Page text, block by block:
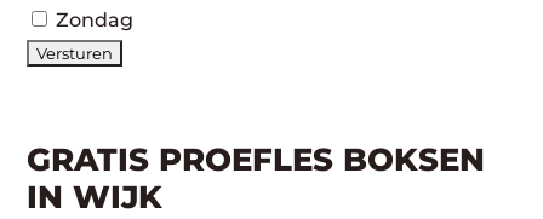
Zondag
GRATIS PROEFLES BOKSEN
IN WIJK